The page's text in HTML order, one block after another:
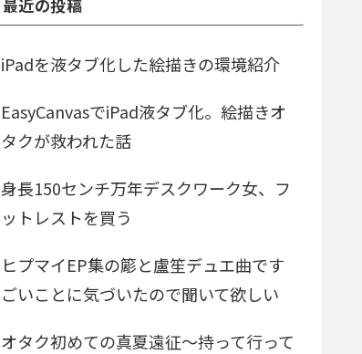
最近の投稿
iPadを液タブ化した絵描きの環境紹介
EasyCanvasでiPad液タブ化。絵描きオ
タクが救われた話
身長150センチ万年デスクワーク女、フ
ットレストを買う
ヒプマイEP集の簓と盧笙デュエ曲です
ごいことに気づいたので聞いて欲しい
オタク初めての真夏遠征～持って行って